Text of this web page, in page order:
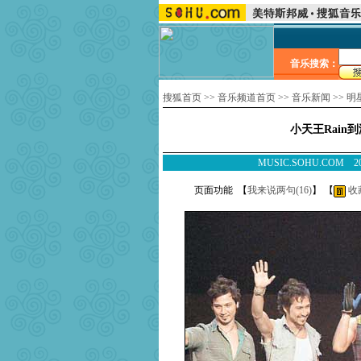
音乐搜索：
搜狐首页 >> 音乐频道首页 >> 音乐新闻 >> 明
小天王Rain
MUSIC.SOHU.COM
页面功能 【我来说两句(16)】 【 收